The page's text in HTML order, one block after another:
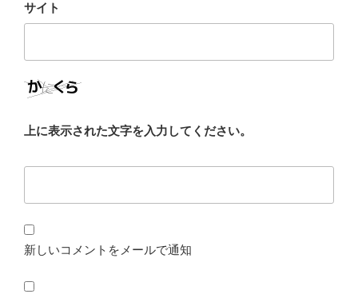
サイト
上に表示された文字を入力してください。
新しいコメントをメールで通知